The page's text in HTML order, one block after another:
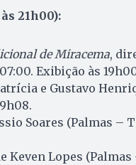
21h00):
de Miracema,
Exibição às
e Gustavo
Soares (Palmas –
Keven Lopes (Palmas